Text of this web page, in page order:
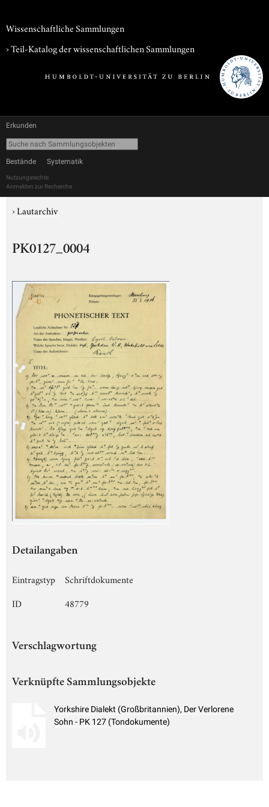
Wissenschaftliche Sammlungen
› Teil-Katalog der wissenschaftlichen Sammlungen
Erkunden
Bestände Systematik
Nutzungsrechte
Anmelden zur Recherche
›Lautarchiv
PK0127_0004
Detailangaben
Eintragstyp
Schriftdokumente
ID
48779
Verschlagwortung
Verknüpfte Sammlungsobjekte
Yorkshire Dialekt (Großbritannien), Der Verlorene
Sohn - PK 127 (Tondokumente)